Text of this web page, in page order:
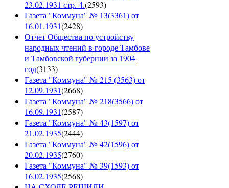
23.02.1931 стр. 4.(2593)
Газета "Коммуна" № 13(3361) от
16.01.1931(2428)
Отчет Общества по устройству
народных чтений в городе Тамбове
и Тамбовской губернии за 1904
год(3133)
Газета "Коммуна" № 215 (3563) от
12.09.1931(2668)
Газета "Коммуна" № 218(3566) от
16.09.1931(2587)
Газета "Коммуна" № 43(1597) от
21.02.1935(2444)
Газета "Коммуна" № 42(1596) от
20.02.1935(2760)
Газета "Коммуна" № 39(1593) от
16.02.1935(2568)